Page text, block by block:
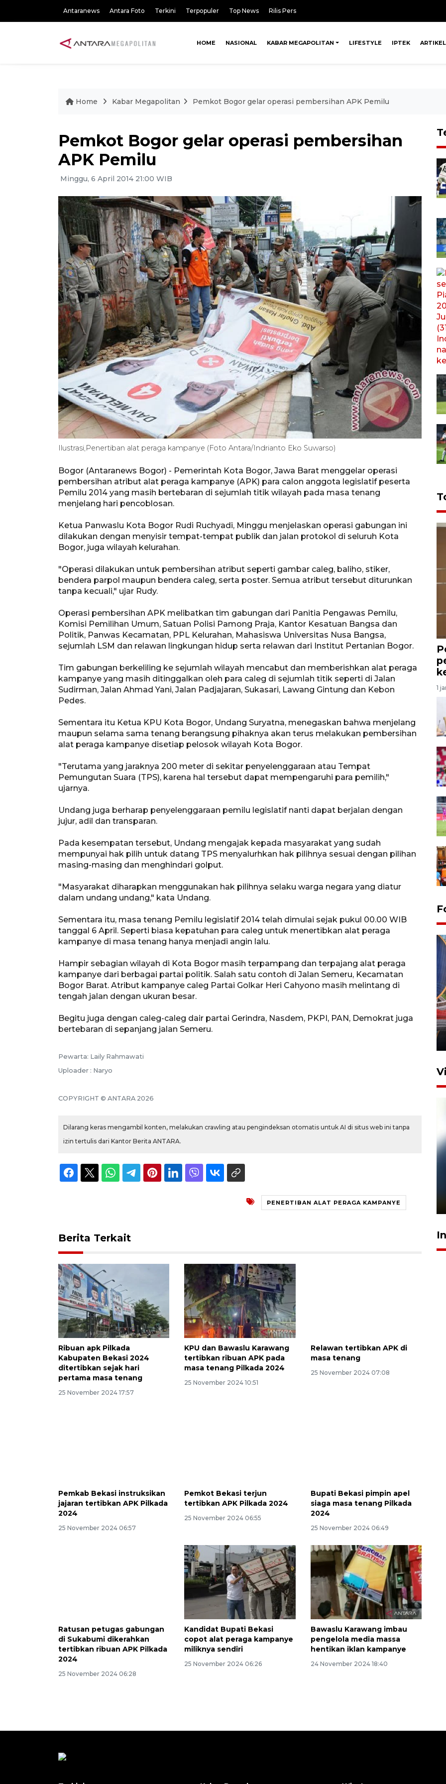
Antaranews Antara Foto Terkini Terpopuler Top News Rilis Pers
HOME NASIONAL KABAR MEGAPOLITAN LIFESTYLE IPTEK ARTIKEL
Home Kabar Megapolitan Pemkot Bogor gelar operasi pembersihan APK Pemilu
Pemkot Bogor gelar operasi pembersihan
APK Pemilu
Minggu, 6 April 2014 21:00 WIB
Ilustrasi,Penertiban alat peraga kampanye (Foto Antara/Indrianto Eko Suwarso)
Bogor (Antaranews Bogor) - Pemerintah Kota Bogor, Jawa Barat menggelar operasi
pembersihan atribut alat peraga kampanye (APK) para calon anggota legislatif peserta
Pemilu 2014 yang masih bertebaran di sejumlah titik wilayah pada masa tenang
menjelang hari pencoblosan.
Ketua Panwaslu Kota Bogor Rudi Ruchyadi, Minggu menjelaskan operasi gabungan ini
dilakukan dengan menyisir tempat-tempat publik dan jalan protokol di seluruh Kota
Bogor, juga wilayah kelurahan.
"Operasi dilakukan untuk pembersihan atribut seperti gambar caleg, baliho, stiker,
bendera parpol maupun bendera caleg, serta poster. Semua atribut tersebut diturunkan
tanpa kecuali," ujar Rudy.
Operasi pembersihan APK melibatkan tim gabungan dari Panitia Pengawas Pemilu,
Komisi Pemilihan Umum, Satuan Polisi Pamong Praja, Kantor Kesatuan Bangsa dan
Politik, Panwas Kecamatan, PPL Kelurahan, Mahasiswa Universitas Nusa Bangsa,
sejumlah LSM dan relawan lingkungan hidup serta relawan dari Institut Pertanian Bogor.
Tim gabungan berkeliling ke sejumlah wilayah mencabut dan memberishkan alat peraga
kampanye yang masih ditinggalkan oleh para caleg di sejumlah titik seperti di Jalan
Sudirman, Jalan Ahmad Yani, Jalan Padjajaran, Sukasari, Lawang Gintung dan Kebon
Pedes.
Sementara itu Ketua KPU Kota Bogor, Undang Suryatna, menegaskan bahwa menjelang
maupun selama sama tenang berangsung pihaknya akan terus melakukan pembersihan
alat peraga kampanye disetiap pelosok wilayah Kota Bogor.
"Terutama yang jaraknya 200 meter di sekitar penyelenggaraan atau Tempat
Pemungutan Suara (TPS), karena hal tersebut dapat mempengaruhi para pemilih,"
ujarnya.
Undang juga berharap penyelenggaraan pemilu legislatif nanti dapat berjalan dengan
jujur, adil dan transparan.
Pada kesempatan tersebut, Undang mengajak kepada masyarakat yang sudah
mempunyai hak pilih untuk datang TPS menyalurhkan hak pilihnya sesuai dengan pilihan
masing-masing dan menghindari golput.
"Masyarakat diharapkan menggunakan hak pilihnya selaku warga negara yang diatur
dalam undang undang," kata Undang.
Sementara itu, masa tenang Pemilu legislatif 2014 telah dimulai sejak pukul 00.00 WIB
tanggal 6 April. Seperti biasa kepatuhan para caleg untuk menertibkan alat peraga
kampanye di masa tenang hanya menjadi angin lalu.
Hampir sebagian wilayah di Kota Bogor masih terpampang dan terpajang alat peraga
kampanye dari berbagai partai politik. Salah satu contoh di Jalan Semeru, Kecamatan
Bogor Barat. Atribut kampanye caleg Partai Golkar Heri Cahyono masih melintang di
tengah jalan dengan ukuran besar.
Begitu juga dengan caleg-caleg dair partai Gerindra, Nasdem, PKPI, PAN, Demokrat juga
bertebaran di sepanjang jalan Semeru.
Pewarta: Laily Rahmawati
Uploader : Naryo
COPYRIGHT © ANTARA 2026
Dilarang keras mengambil konten, melakukan crawling atau pengindeksan otomatis untuk AI di situs web ini tanpa
izin tertulis dari Kantor Berita ANTARA.
PENERTIBAN ALAT PERAGA KAMPANYE
Berita Terkait
Ribuan apk Pilkada
Kabupaten Bekasi 2024
ditertibkan sejak hari
pertama masa tenang
25 November 2024 17:57
KPU dan Bawaslu Karawang
tertibkan ribuan APK pada
masa tenang Pilkada 2024
25 November 2024 10:51
Relawan tertibkan APK di
masa tenang
25 November 2024 07:08
Pemkab Bekasi instruksikan
jajaran tertibkan APK Pilkada
2024
25 November 2024 06:57
Pemkot Bekasi terjun
tertibkan APK Pilkada 2024
25 November 2024 06:55
Bupati Bekasi pimpin apel
siaga masa tenang Pilkada
2024
25 November 2024 06:49
Ratusan petugas gabungan
di Sukabumi dikerahkan
tertibkan ribuan APK Pilkada
2024
25 November 2024 06:28
Kandidat Bupati Bekasi
copot alat peraga kampanye
miliknya sendiri
25 November 2024 06:26
Bawaslu Karawang imbau
pengelola media massa
hentikan iklan kampanye
24 November 2024 18:40
1
perlintasan sebidang di
Stasiun Bogor
1 Juni 2026 05:47
Ekspedisi Rupiah Berdaulat
2026 sambangi Papua
2026-08-06 13:15:00